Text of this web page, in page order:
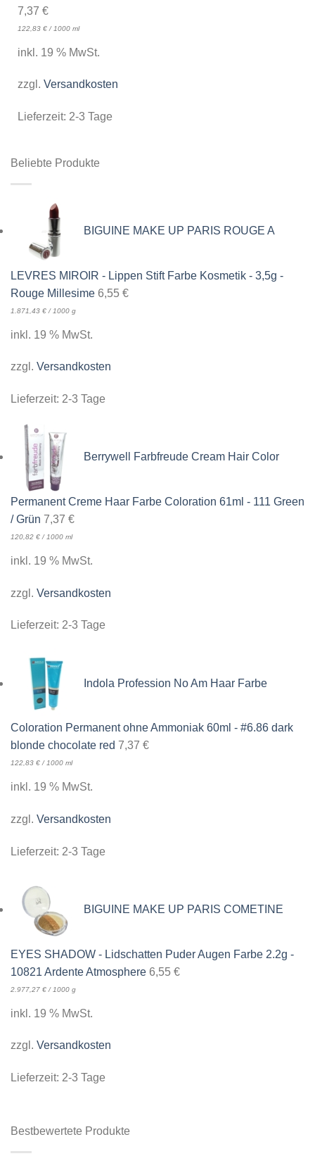
7,37 €
122,83 €/ 1000 ml
inkl. 19 % MwSt.
zzgl. Versandkosten
Lieferzeit: 2-3 Tage
Beliebte Produkte
BIGUINE MAKE UP PARIS ROUGE A
LEVRES MIROIR - Lippen Stift Farbe Kosmetik - 3,5g -
Rouge Millesime 6,55 €
1.871,43 € / 1000 g
inkl. 19 % MwSt.
zzgl. Versandkosten
Lieferzeit: 2-3 Tage
Berrywell Farbfreude Cream Hair Color
Permanent Creme Haar Farbe Coloration 61ml - 111 Green
/ Grün 7,37 €
120,82 € / 1000 ml
inkl. 19 % MwSt.
zzgl. Versandkosten
Lieferzeit: 2-3 Tage
Indola Profession No Am Haar Farbe
Coloration Permanent ohne Ammoniak 60ml - #6.86 dark
blonde chocolate red 7,37 €
122,83 €/1000 ml
inkl. 19 % MwSt.
zzgl. Versandkosten
Lieferzeit: 2-3 Tage
BIGUINE MAKE UP PARIS COMETINE
EYES SHADOW - Lidschatten Puder Augen Farbe 2.2g -
10821 Ardente Atmosphere 6,55 €
2.977,27 € / 1000 g
inkl. 19 % MwSt.
zzgl. Versandkosten
Lieferzeit: 2-3 Tage
Bestbewertete Produkte